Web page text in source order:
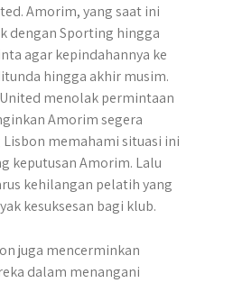
Amorim, yang saat ini
dengan Sporting hingga
agar kepindahannya ke
hingga akhir musim.
menolak permintaan
Amorim segera
memahami situasi ini
keputusan Amorim. Lalu
kehilangan pelatih yang
kesuksesan bagi klub.
juga mencerminkan
dalam menangani